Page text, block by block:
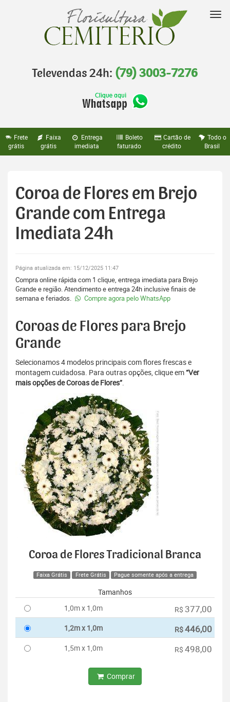
Televendas 24h: (79) 3003-7276
Frete
grátis
Faixa
grátis
Entrega
imediata
Boleto
faturado
Cartão de
crédito
Todo o
Brasil
Coroa de Flores em Brejo
Grande com Entrega
Imediata 24h
Página atualizada em: 15/12/2025 11:47
Compra online rápida com 1 clique, entrega imediata para Brejo
Grande e região. Atendimento e entrega 24h inclusive finais de
semana e feriados.
Compre agora pelo WhatsApp
Coroas de Flores para Brejo
Grande
Selecionamos 4 modelos principais com flores frescas e
montagem cuidadosa. Para outras opções, clique em“Ver
mais opções de Coroas de Flores”.
Coroa de Flores Tradicional Branca
Faixa Grátis Frete Grátis Pague somente após a entrega
Tamanhos
1,0m x 1,0m
R$ 377,00
1,2m x 1,0m R$446,00
1,5m x 1,0m R$ 498,00
Comprar